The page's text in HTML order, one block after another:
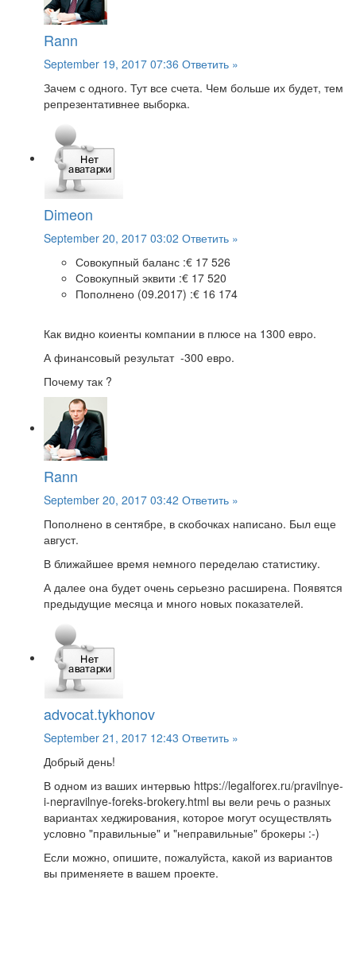
Rann
September 19, 2017 07:36 Ответить »
Зачем с одного. Тут все счета. Чем больше их будет, тем
репрезентативнее выборка.
Dimeon
September 20, 2017 03:02 Ответить »
Совокупный баланс :€ 17 526
Совокупный эквити :€ 17 520
Пополнено (09.2017) :€ 16 174
Как видно коиенты компании в плюсе на 1300 евро.
А финансовый результат -300 евро.
Почему так ?
Rann
September 20, 2017 03:42 Ответить »
Пополнено в сентябре, в скобочках написано. Был еще
август.
В ближайшее время немного переделаю статистику.
А далее она будет очень серьезно расширена. Появятся
предыдущие месяца и много новых показателей.
advocat.tykhonov
September 21, 2017 12:43 Ответить »
Добрый день!
В одном из ваших интервью https://legalforex.ru/pravilnye-
i-nepravilnye-foreks-brokery.html вы вели речь о разных
вариантах хеджирования, которое могут осуществлять
условно "правильные" и "неправильные" брокеры :-)
Если можно, опишите, пожалуйста, какой из вариантов
вы применяете в вашем проекте.